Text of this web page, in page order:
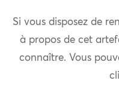
Si vous disposez de
à propos de cet
connaître. Vous